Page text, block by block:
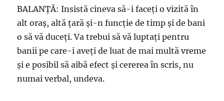
BALANŢĂ: Insistă cineva să-i faceţi o vizită în
alt oraş, altă ţară şi-n funcţie de timp şi de bani
o să vă duceţi. Va trebui să vă luptaţi pentru
banii pe care-i aveţi de luat de mai multă vreme
şi e posibil să aibă efect şi cererea în scris, nu
numai verbal, undeva.